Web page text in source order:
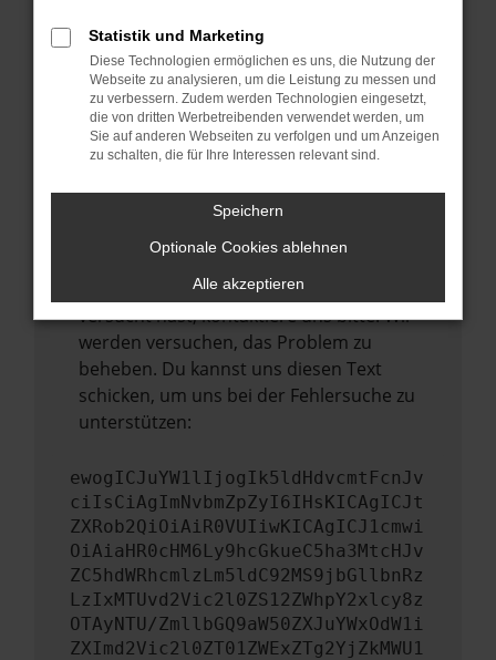
vorübergehende Probleme zu beheben.
Stelle sicher, dass dein Browser und dein
Betriebssystem auf dem neuesten Stand
sind.
Veraltete Software birgt nicht nur ein
führen, dass bestimmte Funktionen nicht
mehr unterstützt werden.
Wende dich an den Webseitenbetreiber.
Wenn du alle oben genannten Schritte
versucht hast, kontaktiere uns bitte. Wir
werden versuchen, das Problem zu
beheben. Du kannst uns diesen Text
schicken, um uns bei der Fehlersuche zu
unterstützen:
ewogICJuYW1lIjogIk5ldHdvcmtFcnJv
ciIsCiAgImNvbmZpZyI6IHsKICAgICJt
ZXRob2QiOiAiR0VUIiwKICAgICJ1cmwi
OiAiaHR0cHM6Ly9hcGkueC5ha3MtcHJv
ZC5hdWRhcmlzLm5ldC92MS9jbGllbnRz
LzIxMTUvd2Vic2l0ZS12ZWhpY2xlcy8z
OTAyNTU/ZmllbGQ9aW50ZXJuYWxOdW1i
ZXImd2Vic2l0ZT01ZWExZTg2YjZkMWU1
Statistik und Marketing
Diese Technologien ermöglichen es uns, die Nutzung der
Webseite zu analysieren, um die Leistung zu messen und
zu verbessern. Zudem werden Technologien eingesetzt,
die von dritten Werbetreibenden verwendet werden, um
Sie auf anderen Webseiten zu verfolgen und um Anzeigen
zu schalten, die für Ihre Interessen relevant sind.
Speichern
Optionale Cookies ablehnen
Alle akzeptieren